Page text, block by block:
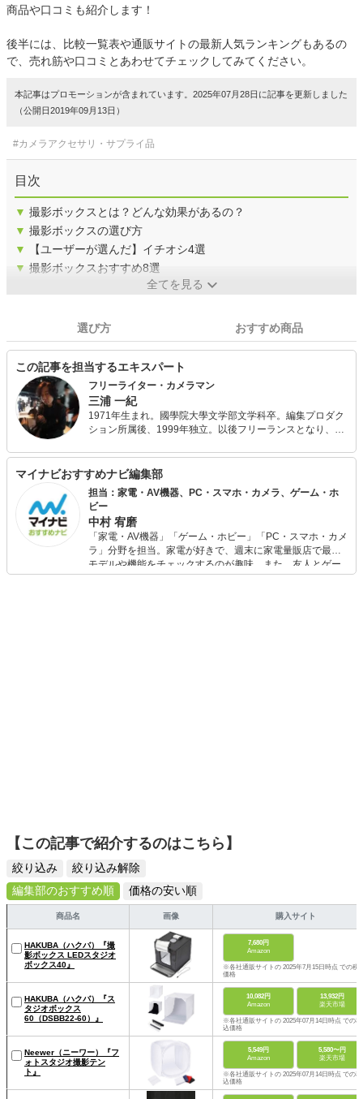
商品や口コミも紹介します！
後半には、比較一覧表や通販サイトの最新人気ランキングもあるの
で、売れ筋や口コミとあわせてチェックしてみてください。
本記事はプロモーションが含まれています。2025年07月28日に記事を更新しました
（公開日2019年09月13日）
#カメラアクセサリ・サプライ品
目次
▼ 撮影ボックスとは？どんな効果があるの？
▼ 撮影ボックスの選び方
▼
【ユーザーが選んだ】イチオシ4選
▼ 撮影ボックスおすすめ8選
全てを見る
選び方 おすすめ商品
この記事を担当するエキスパート
フリーライター・カメラマン
三浦 一紀
1971年生まれ。國學院大學文学部文学科卒。編集プロダク
ション所属後、1999年独立。以後フリーランスとなり、デ
書籍、Webメディアなどで幅広く取材・執筆・撮影を行っ
ている。
マイナビおすすめナビ編集部
担当：家電・AV機器、PC・スマホ・カメラ、ゲーム・ホ
ビー
中村 宥磨
「家電・AV機器」「ゲーム・ホビー」「PC・スマホ・カメ
ラ」分野を担当。家電が好きで、週末に家電量販店で最新
モデルや機能をチェックするのが趣味。また、友人とゲー
ムを楽しみながら、新作タイトルやイベント情報もいち早
【この記事で紹介するのはこちら】
絞り込み
絞り込み解除
編集部のおすすめ順
価格の安い順
商品名 画像 購入サイト
HAKUBA（ハクバ）『撮
影ボックス LEDスタジオ
ボックス40』
7,680円
Amazon
※各社通販サイトの 2025年7月15日時点 での税
価格
HAKUBA（ハクバ）『ス
タジオボックス
60（DSBB22-60）』
10,082円
Amazon
13,932円
楽天市場
※各社通販サイトの 2025年07月14日時点 での税
込価格
Neewer（ニーワー）『フ
ォトスタジオ撮影テン
ト』
5,549円
Amazon
5,580〜円
楽天市場
※各社通販サイトの 2025年07月14日時点 での税
込価格